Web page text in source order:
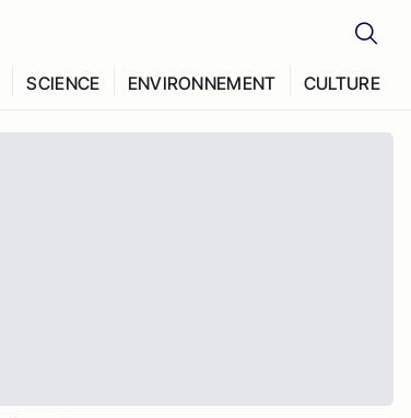
SCIENCE ENVIRONNEMENT CULTURE